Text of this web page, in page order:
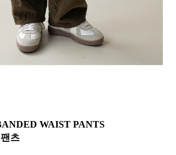
WAIST PANTS
츠